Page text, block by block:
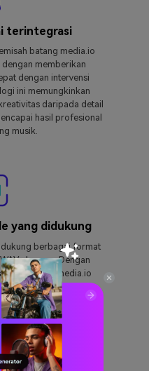
terintegrasi
batang media.io
memberikan
dengan intervensi
ini memungkinkan
daripada detail
hasil profesional
musik.
yang didukung
berbagai format
dan aac. Dengan
berbeda, media.io
bagi pengguna,
kerja mereka dan
Proses lebih efisien.